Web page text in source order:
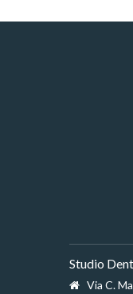
Studio
Via C.